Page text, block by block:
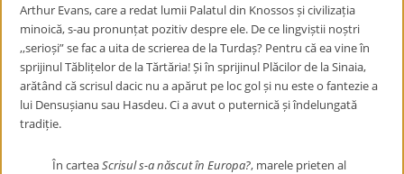
Arthur Evans, care a redat lumii Palatul din Knossos și civilizația
minoică, s-au pronunțat pozitiv despre ele. De ce lingviștii noștri
,,serioși” se fac a uita de scrierea de la Turdaș? Pentru că ea vine în
sprijinul Tăblițelor de la Tărtăria! Și în sprijinul Plăcilor de la Sinaia,
arătând că scrisul dacic nu a apărut pe loc gol și nu este o fantezie a
lui Densușianu sau Hasdeu. Ci a avut o puternică și îndelungată
tradiție.
În carteaScrisul s-a născut în Europa?, marele prieten al